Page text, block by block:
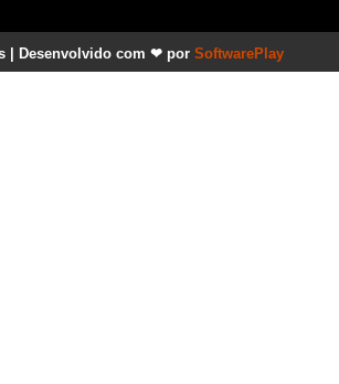
| Desenvolvido com ❤ por SoftwarePlay